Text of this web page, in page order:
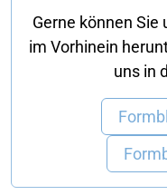
Gerne können Sie
im Vorhinein
uns in